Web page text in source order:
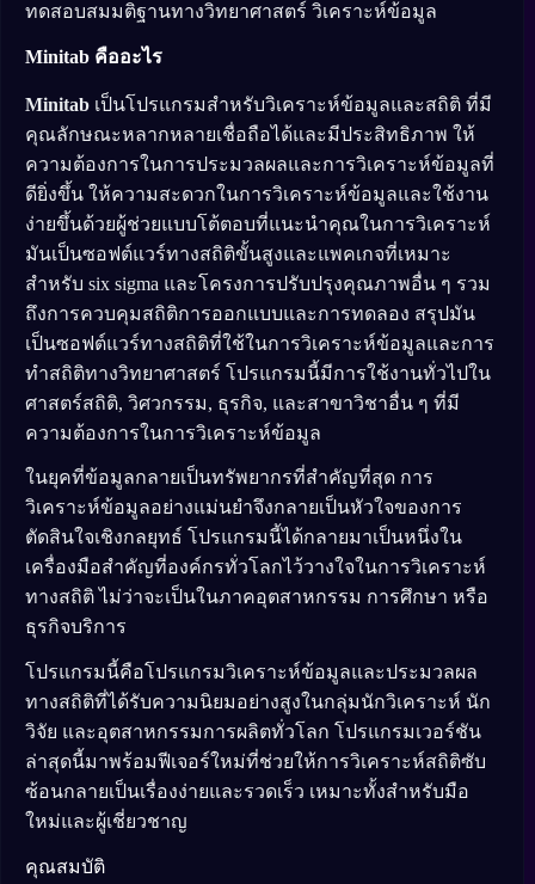
ทดสอบสมมติฐานทางวิทยาศาสตร์ วิเคราะห์ข้อมูล
Minitab คืออะไร
Minitab เป็นโปรแกรมสำหรับวิเคราะห์ข้อมูลและสถิติ ที่มี
คุณลักษณะหลากหลายเชื่อถือได้และมีประสิทธิภาพ ให้
ความต้องการในการประมวลผลและการวิเคราะห์ข้อมูลที่
ดียิ่งขึ้น ให้ความสะดวกในการวิเคราะห์ข้อมูลและใช้งาน
ง่ายขึ้นด้วยผู้ช่วยแบบโต้ตอบที่แนะนำคุณในการวิเคราะห์
มันเป็นซอฟต์แวร์ทางสถิติขั้นสูงและแพคเกจที่เหมาะ
สำหรับ six sigma และโครงการปรับปรุงคุณภาพอื่น ๆ รวม
ถึงการควบคุมสถิติการออกแบบและการทดลอง สรุปมัน
เป็นซอฟต์แวร์ทางสถิติที่ใช้ในการวิเคราะห์ข้อมูลและการ
ทำสถิติทางวิทยาศาสตร์ โปรแกรมนี้มีการใช้งานทั่วไปใน
ศาสตร์สถิติ, วิศวกรรม, ธุรกิจ, และสาขาวิชาอื่น ๆ ที่มี
ความต้องการในการวิเคราะห์ข้อมูล
ในยุคที่ข้อมูลกลายเป็นทรัพยากรที่สำคัญที่สุด การ
วิเคราะห์ข้อมูลอย่างแม่นยำจึงกลายเป็นหัวใจของการ
ตัดสินใจเชิงกลยุทธ์ โปรแกรมนี้ได้กลายมาเป็นหนึ่งใน
เครื่องมือสำคัญที่องค์กรทั่วโลกไว้วางใจในการวิเคราะห์
ทางสถิติ ไม่ว่าจะเป็นในภาคอุตสาหกรรม การศึกษา หรือ
ธุรกิจบริการ
โปรแกรมนี้คือโปรแกรมวิเคราะห์ข้อมูลและประมวลผล
ทางสถิติที่ได้รับความนิยมอย่างสูงในกลุ่มนักวิเคราะห์ นัก
วิจัย และอุตสาหกรรมการผลิตทั่วโลก โปรแกรมเวอร์ชัน
ล่าสุดนี้มาพร้อมฟีเจอร์ใหม่ที่ช่วยให้การวิเคราะห์สถิติซับ
ซ้อนกลายเป็นเรื่องง่ายและรวดเร็ว เหมาะทั้งสำหรับมือ
ใหม่และผู้เชี่ยวชาญ
คุณสมบัติ